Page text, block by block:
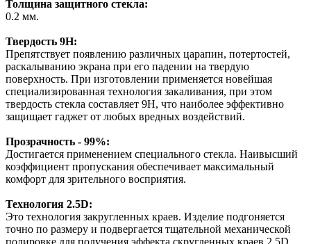
Толщина защитного стекла:
0.2 мм.
Твердость 9Н:
Препятствует появлению различных царапин, потертостей,
раскалыванию экрана при его падении на твердую
поверхность. При изготовлении применяется новейшая
специализированная технология закаливания, при этом
твердость стекла составляет 9H, что наиболее эффективно
защищает гаджет от любых вредных воздействий.
Прозрачность - 99%:
Достигается применением специального стекла. Наивысший
коэффициент пропускания обеспечивает максимальный
комфорт для зрительного восприятия.
Технология 2.5D:
Это технология закругленных краев. Изделие подгоняется
точно по размеру и подвергается тщательной механической